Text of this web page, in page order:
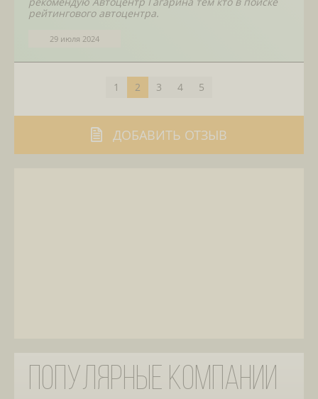
ДОБАВИТЬ ОТЗЫВ
Популярные компании
рейтингового автоцентра.
29 июля 2024
1 2 3 4 5